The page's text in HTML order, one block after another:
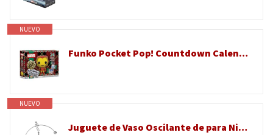
NUEVO
Funko Pocket Pop! Countdown Calendar: Marvel - Calendario de Adviento - 24 días de sorpresas - Coleccionable Vinyl Mini Figures - Caja misteriosa - Idea de Regalo - Cuenta atrás de Navidad
NUEVO
Juguete de Vaso Oscilante de para Niños, Alivio Educativo del Estrés para Decoración de Escritorio